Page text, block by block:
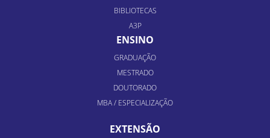
BIBLIOTECAS
A3P
ENSINO
GRADUAÇÃO
MESTRADO
DOUTORADO
MBA / ESPECIALIZAÇÃO
EXTENSÃO